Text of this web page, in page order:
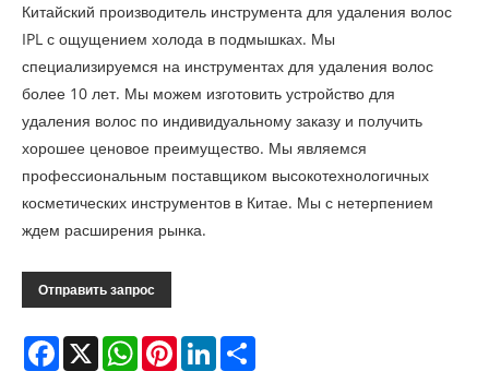
Китайский производитель инструмента для удаления волос
IPL с ощущением холода в подмышках. Мы
специализируемся на инструментах для удаления волос
более 10 лет. Мы можем изготовить устройство для
удаления волос по индивидуальному заказу и получить
хорошее ценовое преимущество. Мы являемся
профессиональным поставщиком высокотехнологичных
косметических инструментов в Китае. Мы с нетерпением
ждем расширения рынка.
Отправить запрос
Facebook
X WhatsAppPinterestLinkedIn